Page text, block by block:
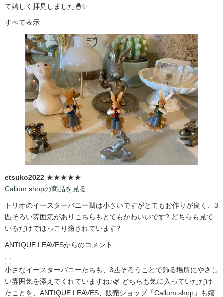
て嬉しく拝見しました🐣✨
すべて表示
etsuko2022 ★★★★★
Callum shopの商品を見る
トリオのイースターバニー👯は小さいですがとてもお作りが良く、3
匹そろい雰囲気がありこちらもとてもかわいいです?️ どちらも見て
いるだけでほっこり癒されています?️
ANTIQUE LEAVESからのコメント
小さなイースターバニーたちも、3匹そろうことで飾る場所にやさし
い雰囲気を添えてくれていますね♪🌿 どちらも気に入っていただけ
たことを、ANTIQUE LEAVES、販売ショップ「Callum shop」も嬉